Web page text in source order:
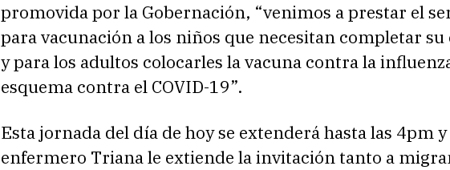
promovida por la Gobernación, “venimos a prestar el
para vacunación a los niños que necesitan completar su
y para los adultos colocarles la vacuna contra la
esquema contra el COVID-19”.
Esta jornada del día de hoy se extenderá hasta las 4pm
enfermero Triana le extiende la invitación tanto a